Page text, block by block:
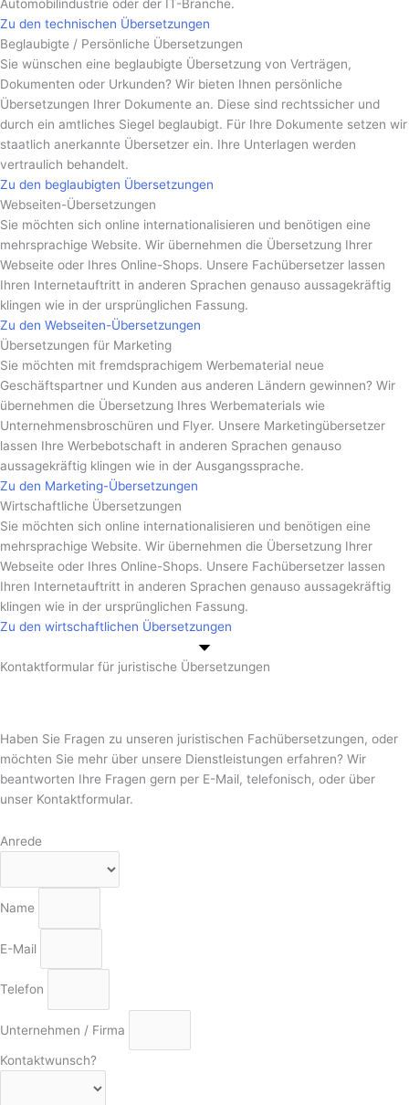
Automobilindustrie oder der IT-Branche.
Zu den technischen Übersetzungen
Beglaubigte / Persönliche Übersetzungen
Sie wünschen eine beglaubigte Übersetzung von Verträgen,
Dokumenten oder Urkunden? Wir bieten Ihnen persönliche
Übersetzungen Ihrer Dokumente an. Diese sind rechtssicher und
durch ein amtliches Siegel beglaubigt. Für Ihre Dokumente setzen wir
staatlich anerkannte Übersetzer ein. Ihre Unterlagen werden
vertraulich behandelt.
Zu den beglaubigten Übersetzungen
Webseiten-Übersetzungen
Sie möchten sich online internationalisieren und benötigen eine
mehrsprachige Website. Wir übernehmen die Übersetzung Ihrer
Webseite oder Ihres Online-Shops. Unsere Fachübersetzer lassen
Ihren Internetauftritt in anderen Sprachen genauso aussagekräftig
klingen wie in der ursprünglichen Fassung.
Zu den Webseiten-Übersetzungen
Übersetzungen für Marketing
Sie möchten mit fremdsprachigem Werbematerial neue
Geschäftspartner und Kunden aus anderen Ländern gewinnen? Wir
übernehmen die Übersetzung Ihres Werbematerials wie
Unternehmensbroschüren und Flyer. Unsere Marketingübersetzer
lassen Ihre Werbebotschaft in anderen Sprachen genauso
aussagekräftig klingen wie in der Ausgangssprache.
Zu den Marketing-Übersetzungen
Wirtschaftliche Übersetzungen
Sie möchten sich online internationalisieren und benötigen eine
mehrsprachige Website. Wir übernehmen die Übersetzung Ihrer
Webseite oder Ihres Online-Shops. Unsere Fachübersetzer lassen
Ihren Internetauftritt in anderen Sprachen genauso aussagekräftig
klingen wie in der ursprünglichen Fassung.
Zu den wirtschaftlichen Übersetzungen
Kontaktformular für juristische Übersetzungen
Haben Sie Fragen zu unseren juristischen Fachübersetzungen, oder
möchten Sie mehr über unsere Dienstleistungen erfahren? Wir
beantworten Ihre Fragen gern per E-Mail, telefonisch, oder über
unser Kontaktformular.
Anrede
Name
E-Mail
Telefon
Unternehmen / Firma
Kontaktwunsch?